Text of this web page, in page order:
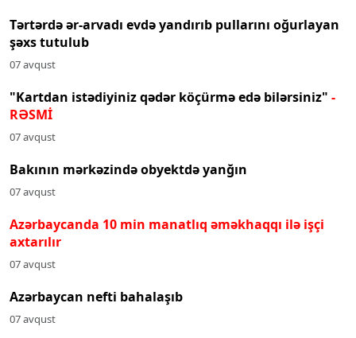
Tərtərdə ər-arvadı evdə yandırıb pullarını oğurlayan
şəxs tutulub
07 avqust
"Kartdan istədiyiniz qədər köçürmə edə bilərsiniz" -
RƏSMİ
07 avqust
Bakının mərkəzində obyektdə yanğın
07 avqust
Azərbaycanda 10 min manatlıq əməkhaqqı ilə işçi
axtarılır
07 avqust
Azərbaycan nefti bahalaşıb
07 avqust